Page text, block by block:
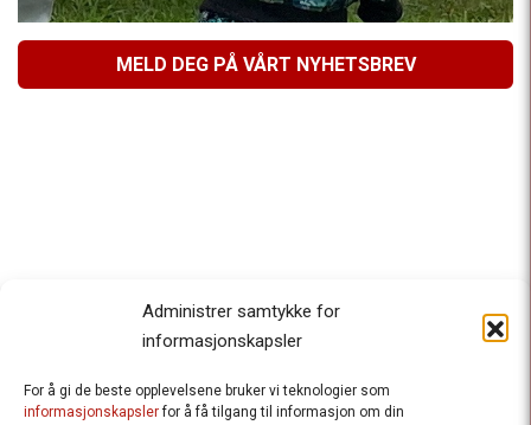
Administrer samtykke for
informasjonskapsler
For å gi de beste opplevelsene bruker vi teknologier som
informasjonskapslerfor å få tilgang til informasjon om din
MELD DEG PÅ VÅRT NYHETSBREV
Besteforeldrenes klimaaksjon